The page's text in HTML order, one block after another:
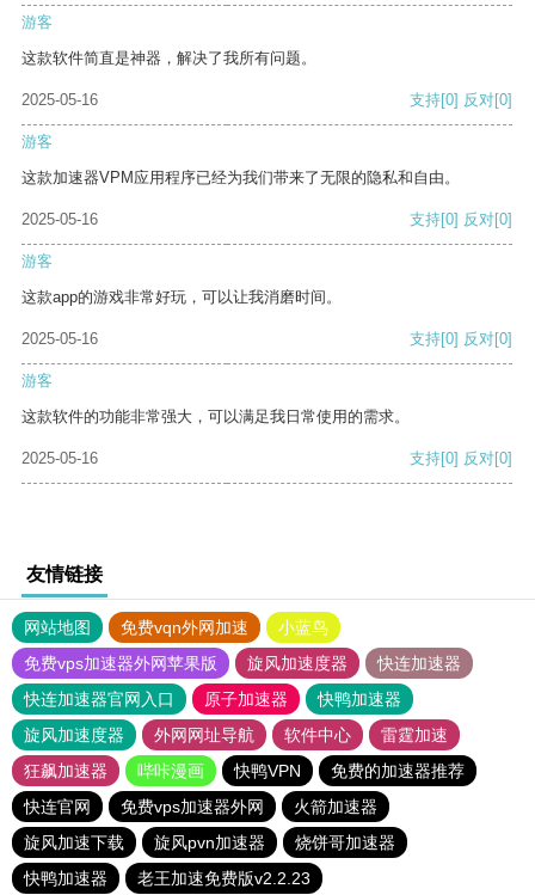
游客
这款软件简直是神器，解决了我所有问题。
2025-05-16 支持[0] 反对[0]
游客
这款加速器VPM应用程序已经为我们带来了无限的隐私和自由。
2025-05-16 支持[0] 反对[0]
游客
这款app的游戏非常好玩，可以让我消磨时间。
2025-05-16 支持[0] 反对[0]
游客
这款软件的功能非常强大，可以满足我日常使用的需求。
2025-05-16 支持[0] 反对[0]
友情链接
网站地图 免费vqn外网加速
小蓝鸟
免费vps加速器外网苹果版
旋风加速度器
快连加速器
快连加速器官网入口
原子加速器
快鸭加速器
旋风加速度器
外网网址导航 软件中心
雷霆加速
狂飙加速器
哔咔漫画 快鸭VPN
免费的加速器推荐
快连官网
免费vps加速器外网
火箭加速器
旋风加速下载
旋风pvn加速器
烧饼哥加速器
快鸭加速器
老王加速免费版v2.2.23